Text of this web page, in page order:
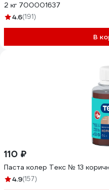
2 кг 700001637
4.6(191)
В
110 ₽
Паста колер Текс № 13
4.9(157)